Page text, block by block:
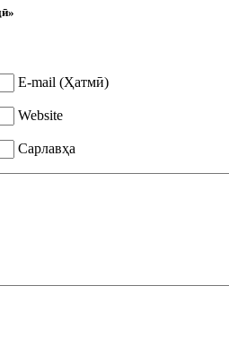
ӣ»
E-mail (Ҳатмӣ)
Website
Сарлавҳа